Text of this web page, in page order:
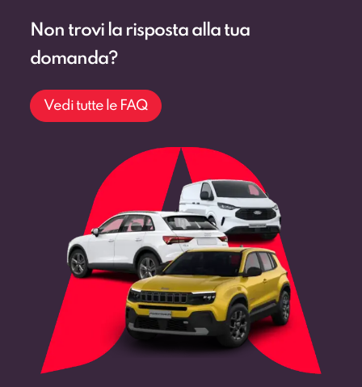
Non trovi la risposta alla tua
domanda?
Vedi tutte le FAQ